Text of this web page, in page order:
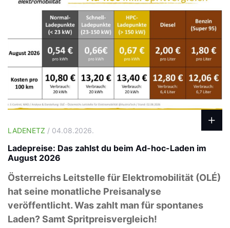
LADENETZ / 04.08.2026.
Ladepreise: Das zahlst du beim Ad-hoc-Laden im
August 2026
Österreichs Leitstelle für Elektromobilität (OLÉ)
hat seine monatliche Preisanalyse
veröffentlicht. Was zahlt man für spontanes
Laden? Samt Spritpreisvergleich!